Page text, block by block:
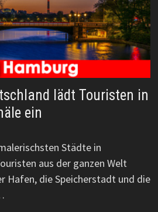
lädt Touristen in
ein
Städte in
aus der ganzen Welt
Hafen, die Speicherstadt und die